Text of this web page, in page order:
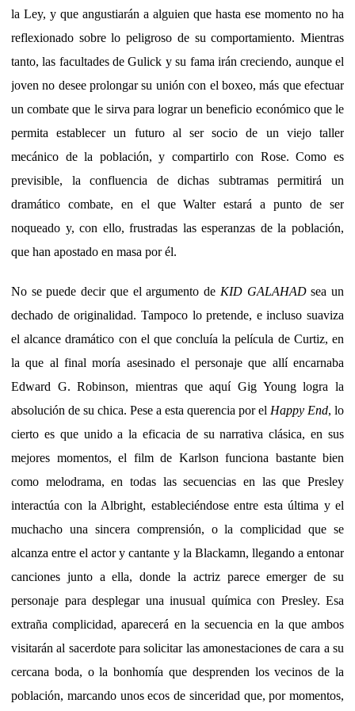
la Ley, y que angustiarán a alguien que hasta ese momento no ha
reflexionado sobre lo peligroso de su comportamiento. Mientras
tanto, las facultades de Gulick y su fama irán creciendo, aunque el
joven no desee prolongar su unión con el boxeo, más que efectuar
un combate que le sirva para lograr un beneficio económico que le
permita establecer un futuro al ser socio de un viejo taller
mecánico de la población, y compartirlo con Rose. Como es
previsible, la confluencia de dichas subtramas permitirá un
dramático combate, en el que Walter estará a punto de ser
noqueado y, con ello, frustradas las esperanzas de la población,
que han apostado en masa por él.
No se puede decir que el argumento de KID GALAHADsea un
dechado de originalidad. Tampoco lo pretende, e incluso suaviza
el alcance dramático con el que concluía la película de Curtiz, en
la que al final moría asesinado el personaje que allí encarnaba
Edward G. Robinson, mientras que aquí Gig Young logra la
absolución de su chica. Pese a esta querencia por el Happy End, lo
cierto es que unido a la eficacia de su narrativa clásica, en sus
mejores momentos, el film de Karlson funciona bastante bien
como melodrama, en todas las secuencias en las que Presley
interactúa con la Albright, estableciéndose entre esta última y el
muchacho una sincera comprensión, o la complicidad que se
alcanza entre el actor y cantante y la Blackamn, llegando a entonar
canciones junto a ella, donde la actriz parece emerger de su
personaje para desplegar una inusual química con Presley. Esa
extraña complicidad, aparecerá en la secuencia en la que ambos
visitarán al sacerdote para solicitar las amonestaciones de cara a su
cercana boda, o la bonhomía que desprenden los vecinos de la
población, marcando unos ecos de sinceridad que, por momentos,